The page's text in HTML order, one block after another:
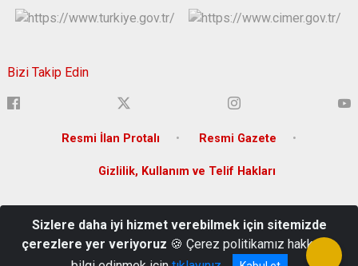
Bizi Takip Edin
Resmi İlan Protalı Resmi Gazete
Gizlilik, Kullanım ve Telif Hakları
/DİYARBAKIR
(0 412) 280 20 00
Sizlere daha iyi hizmet verebilmek için sitemizde
çerezlere yer veriyoruz 🍪 Çerez politikamız hakkında